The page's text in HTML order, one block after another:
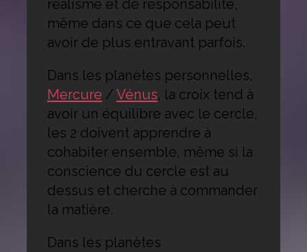
réalisme et de responsabilité,
même dans ce que cela peut
avoir de plus entravant parfois.
Dans les planètes personnelles,
Mercure / Vénus, la croix tend à
avoir un équilibre avec le cercle,
les 2 doivent apprendre à
cohabiter ensemble, même si la
conscience du cercle est au
dessus et cherche à commander
la matière.
Dans les planètes